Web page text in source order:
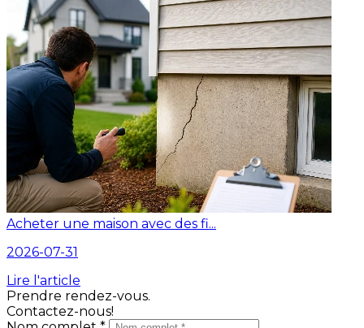
Acheter une maison avec des fi...
2026-07-31
Lire l'article
Prendre rendez-vous.
Contactez-nous!